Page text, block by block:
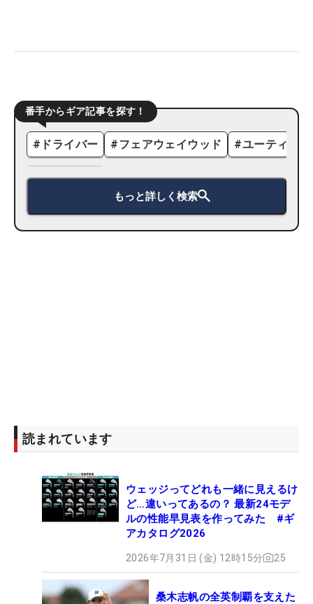
番手からギア記事を探す！
# ドライバー #フェアウェイウッド #ユーティリ
もっと詳しく検索
読まれています
ウェッジってどれも一緒に見えるけ
ど…違いってあるの？ 最新24モデ
ルの性能早見表を作ってみた #ギ
アカタログ2026
2026年7月31日 (金) 12時15分 25
桑木志帆の全英制覇を支えた